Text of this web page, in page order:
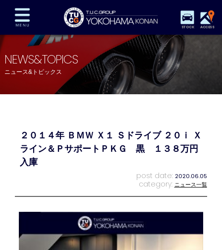
STOCK ACCESS
在庫車両情報 保証&サービス パーツリスト
TUCとは？ 店舗情報 アクセスマップ
全国納車 特別作業 注文販売
プライバシーポリシー スタッフblog 納車blog
NEWS&TOPICS
ニュース&トピックス
２０１４年 ＢＭＷ Ｘ１ Ｓドライブ ２０ｉ Ｘ
ライン＆ＰサポートＰＫＧ 黒 １３８万円
入庫
post date: 2020.06.05
category: ニュース一覧